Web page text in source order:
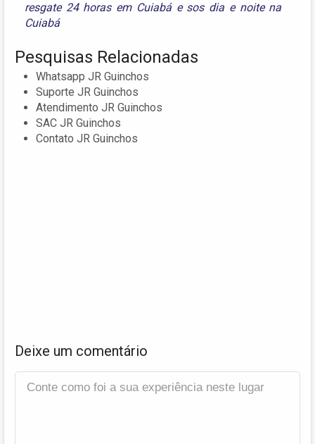
resgate 24 horas em Cuiabáe sos dia e noite na
Cuiabá
Pesquisas Relacionadas
Whatsapp JR Guinchos
Suporte JR Guinchos
Atendimento JR Guinchos
SAC JR Guinchos
Contato JR Guinchos
Deixe um comentário